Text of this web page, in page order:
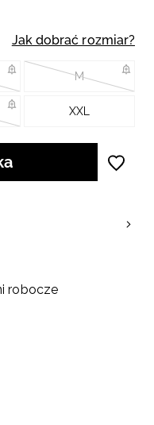
Jak dobrać rozmiar?
M
XXL
robocze